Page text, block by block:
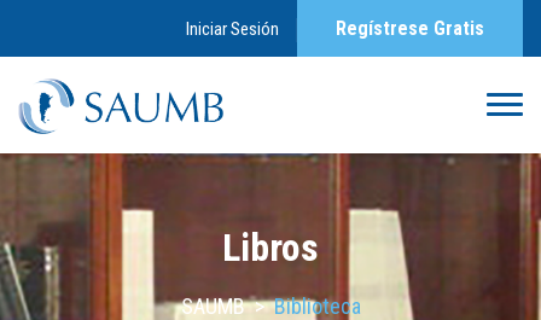
Iniciar Sesión Regístrese Gratis
Libros
SAUMB>Biblioteca